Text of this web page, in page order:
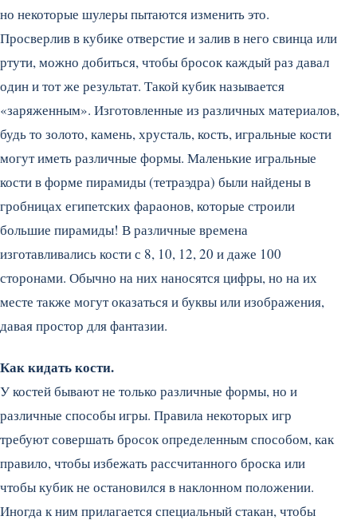
но некоторые шулеры пытаются изменить это.
Просверлив в кубике отверстие и залив в него свинца или
ртути, можно добиться, чтобы бросок каждый раз давал
один и тот же результат. Такой кубик называется
«заряженным». Изготовленные из различных материалов,
будь то золото, камень, хрусталь, кость, игральные кости
могут иметь различные формы. Маленькие игральные
кости в форме пирамиды (тетраэдра) были найдены в
гробницах египетских фараонов, которые строили
большие пирамиды! В различные времена
изготавливались кости с 8, 10, 12, 20 и даже 100
сторонами. Обычно на них наносятся цифры, но на их
месте также могут оказаться и буквы или изображения,
давая простор для фантазии.
Как кидать кости.
У костей бывают не только различные формы, но и
различные способы игры. Правила некоторых игр
требуют совершать бросок определенным способом, как
правило, чтобы избежать рассчитанного броска или
чтобы кубик не остановился в наклонном положении.
Иногда к ним прилагается специальный стакан, чтобы